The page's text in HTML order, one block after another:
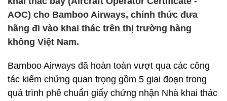
AOC) cho Bamboo Airways, chính thức đưa
hãng đi vào khai thác trên thị trường hàng
không Việt Nam.
Bamboo Airways đã hoàn toàn vượt qua các công
tác kiểm chứng quan trọng gồm 5 giai đoạn trong
quá trình phê chuẩn giấy chứng nhận Nhà khai thác